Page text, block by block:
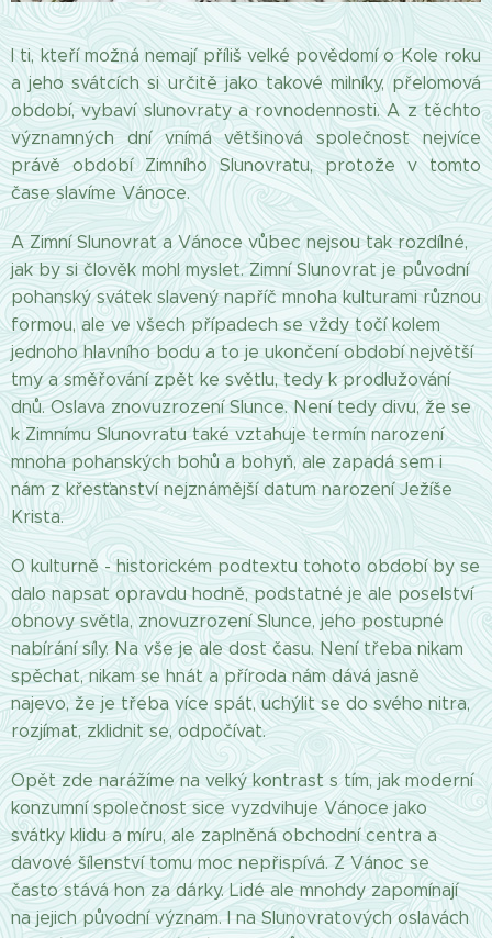
I ti, kteří možná nemají příliš velké povědomí o Kole roku
a jeho svátcích si určitě jako takové milníky, přelomová
období, vybaví slunovraty a rovnodennosti. A z těchto
významných dní vnímá většinová společnost nejvíce
právě období Zimního Slunovratu, protože v tomto
čase slavíme Vánoce.
A Zimní Slunovrat a Vánoce vůbec nejsou tak rozdílné,
jak by si člověk mohl myslet. Zimní Slunovrat je původní
pohanský svátek slavený napříč mnoha kulturami různou
formou, ale ve všech případech se vždy točí kolem
jednoho hlavního bodu a to je ukončení období největší
tmy a směřování zpět ke světlu, tedy k prodlužování
dnů. Oslava znovuzrození Slunce. Není tedy divu, že se
k Zimnímu Slunovratu také vztahuje termín narození
mnoha pohanských bohů a bohyň, ale zapadá sem i
nám z křesťanství nejznámější datum narození Ježíše
Krista.
O kulturně - historickém podtextu tohoto období by se
dalo napsat opravdu hodně, podstatné je ale poselství
obnovy světla, znovuzrození Slunce, jeho postupné
nabírání síly. Na vše je ale dost času. Není třeba nikam
spěchat, nikam se hnát a příroda nám dává jasně
najevo, že je třeba více spát, uchýlit se do svého nitra,
rozjímat, zklidnit se, odpočívat.
Opět zde narážíme na velký kontrast s tím, jak moderní
konzumní společnost sice vyzdvihuje Vánoce jako
svátky klidu a míru, ale zaplněná obchodní centra a
davové šílenství tomu moc nepřispívá. Z Vánoc se
často stává hon za dárky. Lidé ale mnohdy zapomínají
na jejich původní význam. I na Slunovratových oslavách